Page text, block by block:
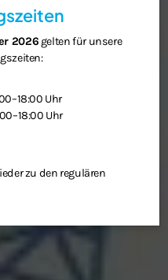
2026 gelten für unsere
Uhr
Uhr
zu den regulären